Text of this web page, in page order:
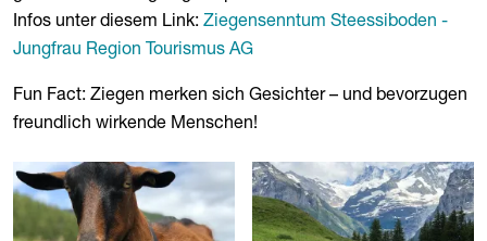
Infos unter diesem Link: Ziegensenntum Steessiboden -
Jungfrau Region Tourismus AG
Fun Fact: Ziegen merken sich Gesichter – und bevorzugen
freundlich wirkende Menschen!